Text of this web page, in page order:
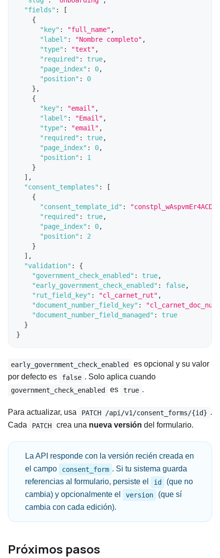
"fields" :
[
{
"key" : "full_name" ,
"label" : "Nombre completo" ,
"type" : "text" ,
"required" : true,
"page_index" : 0,
"position" :
0
} ,
{
"key" : "email" ,
"label" : "Email" ,
"type" : "email" ,
"required" : true,
"page_index" : 0,
"position" :
1
}
] ,
"consent_templates" :
[
{
"consent_template_id" :
"required" : true,
"page_index" : 0,
"position" :
2
}
] ,
"validation" :
{
"government_check_enabled" : true,
"early_government_check_enabled" : false,
"rut_field_key" : "cl_carnet_rut" ,
"document_number_field_key" :
"document_number_field_managed" :
true
}
}
early_government_check_enabled
es opcional y su valor
por defecto es
false . Solo aplica cuando
government_check_enabled es true .
Para actualizar, usa PATCH /api/v1/consent_forms/{id} .
Cada
PATCH crea una nueva versión del formulario.
La API responde con la versión recién creada en
el campo
consent_form . Si tu sistema guarda
referencias al formulario, persiste el
id
(que no
cambia) y opcionalmente el
version
(que sí
cambia con cada edición).
Próximos pasos